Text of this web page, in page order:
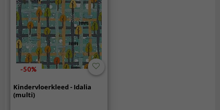
-50%
Kindervloerkleed - Idalia
(multi)